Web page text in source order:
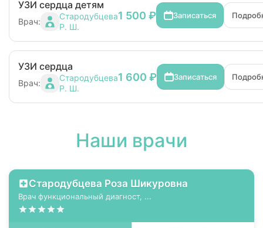
УЗИ сердца детям
Врач:
Стародубцева
Р. Ш.
1 500 ₽ Записаться
УЗИ сердца
Врач:
Стародубцева
Р. Ш.
1 600 ₽ Записаться
Наши врачи
Стародубцева Роза Шикуровна
Врач функциональный диагност, ...